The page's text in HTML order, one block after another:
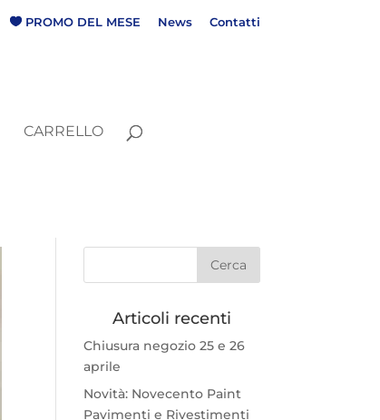
PROMO DEL MESE News Contatti
CARRELLO
Articoli recenti
Chiusura negozio 25 e 26
aprile
Novità: Novecento Paint
Pavimenti e Rivestimenti